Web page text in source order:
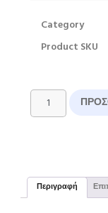
Category
Product SKU
Περιγραφή